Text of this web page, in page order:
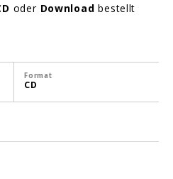
oder Download bestellt
Format
CD